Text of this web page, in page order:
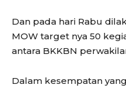
Dan pada hari Rabu
MOW target nya 50
antara BKKBN
Dalam kesempatan